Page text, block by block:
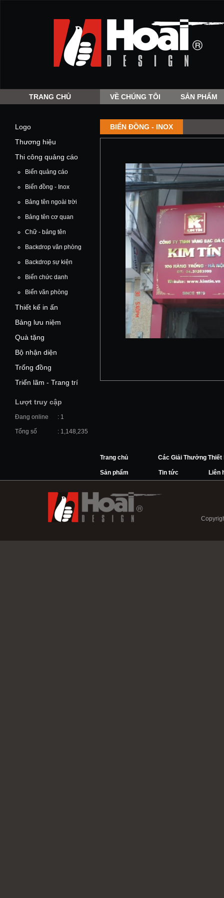
TRANG CHỦ VỀ CHÚNG TÔI SẢN PHẨM
Logo
Thương hiệu
Thi công quảng cáo
Biển quảng cáo
Biển đồng - Inox
Bảng tên ngoài trời
Bảng tên cơ quan
Chữ - bảng tên
Backdrop văn phòng
Backdrop sự kiện
Biển chức danh
Biển văn phòng
Thiết kế in ấn
Bảng lưu niệm
Quà tặng
Bộ nhận diện
Trống đồng
Triển lãm - Trang trí
Lượt truy cập
Đang online : 1
Tổng số : 1,148,235
BIỂN ĐỒNG - INOX
Trang chủ Các Giải Thưởng Thiết
Sản phẩm Tin tức Liên